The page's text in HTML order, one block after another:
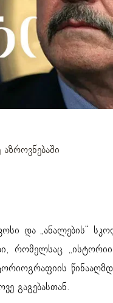
და „ანალების“
რომელსაც
გაგებასთან.